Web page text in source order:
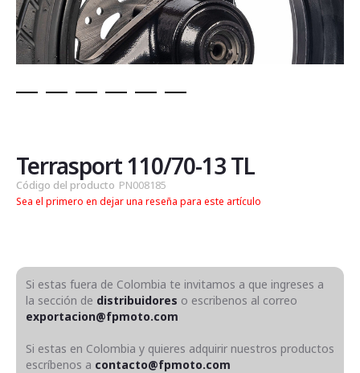
de
la
galería
de
Terrasport 110/70-13 TL
Código del producto PN008185
Sea el primero en dejar una reseña para este artículo
Si estas fuera de Colombia te invitamos a que ingreses a
la sección de distribuidores o escribenos al correo
exportacion@fpmoto.com
Si estas en Colombia y quieres adquirir nuestros productos
escríbenos a contacto@fpmoto.com